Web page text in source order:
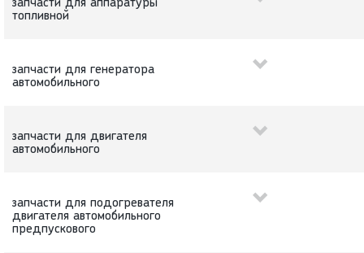
запчасти для аппаратуры
топливной
запчасти для генератора
автомобильного
запчасти для двигателя
автомобильного
запчасти для подогревателя
двигателя автомобильного
предпускового